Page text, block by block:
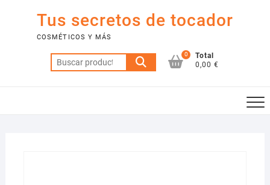
contenido
Tus secretos de tocador
COSMÉTICOS Y MÁS
Buscar
por:
0
Total
0,00 €